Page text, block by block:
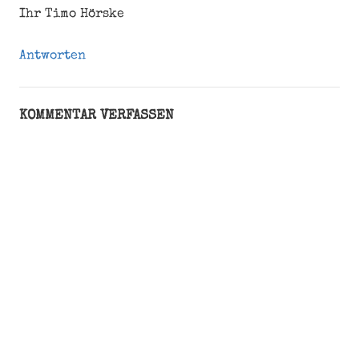
Ihr Timo Hörske
Antworten
KOMMENTAR VERFASSEN